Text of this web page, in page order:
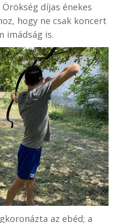
díjas énekes
hogy ne csak koncert
imádság is.
az ebéd; a